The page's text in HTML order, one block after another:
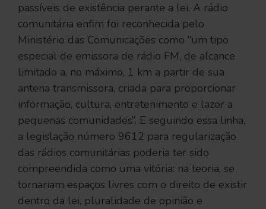
passíveis de existência perante a lei. A rádio
comunitária enfim foi reconhecida pelo
Ministério das Comunicações como “um tipo
especial de emissora de rádio FM, de alcance
limitado a, no máximo, 1 km a partir de sua
antena transmissora, criada para proporcionar
informação, cultura, entretenimento e lazer a
pequenas comunidades”. E seguindo essa linha,
a legislação número 9612 para regularização
das rádios comunitárias poderia ter sido
compreendida como uma vitória: na teoria, se
tornariam espaços livres com o direito de existir
dentro da lei, pluralidade de opinião e